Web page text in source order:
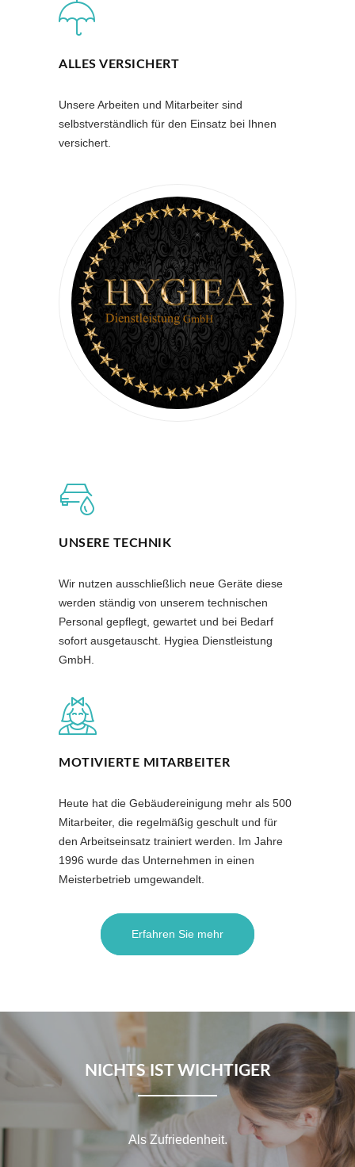
ALLES VERSICHERT
Unsere Arbeiten und Mitarbeiter sind
selbstverständlich für den Einsatz bei Ihnen
versichert.
UNSERE TECHNIK
Wir nutzen ausschließlich neue Geräte diese
werden ständig von unserem technischen
Personal gepflegt, gewartet und bei Bedarf
sofort ausgetauscht. Hygiea Dienstleistung
GmbH.
MOTIVIERTE MITARBEITER
Heute hat die Gebäudereinigung mehr als 500
Mitarbeiter, die regelmäßig geschult und für
den Arbeitseinsatz trainiert werden. Im Jahre
1996 wurde das Unternehmen in einen
Meisterbetrieb umgewandelt.
Erfahren Sie mehr
NICHTS IST WICHTIGER
Als Zufriedenheit.